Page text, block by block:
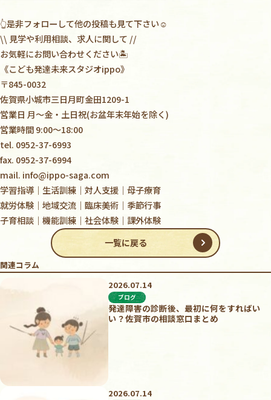
👆是非フォローして他の投稿も見て下さい☺️
\\ 見学や利用相談、求人に関して //
お気軽にお問い合わせください🏝
《こども発達未来スタジオippo》
〒845-0032
佐賀県小城市三日月町金田1209-1
営業日 月〜金・土日祝(お盆年末年始を除く )
営業時間 9:00〜18:00
tel. 0952-37-6993
fax. 0952-37-6994
mail. info@ippo-saga.com
学習指導｜生活訓練｜対人支援｜母子療育
就労体験｜地域交流｜臨床美術｜季節行事
子育相談｜機能訓練｜社会体験｜課外体験
一覧に戻る
関連コラム
2026.07.14
ブログ
発達障害の診断後、最初に何をすればい
い？佐賀市の相談窓口まとめ
2026.07.14